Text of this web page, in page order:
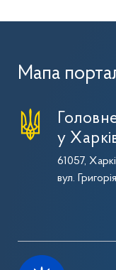
Мапа
у
61057,
вул.